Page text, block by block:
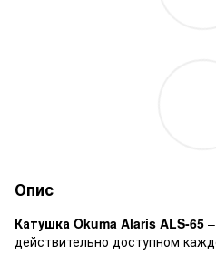
Опис
Катушка Okuma Alaris ALS-65
действительно доступном